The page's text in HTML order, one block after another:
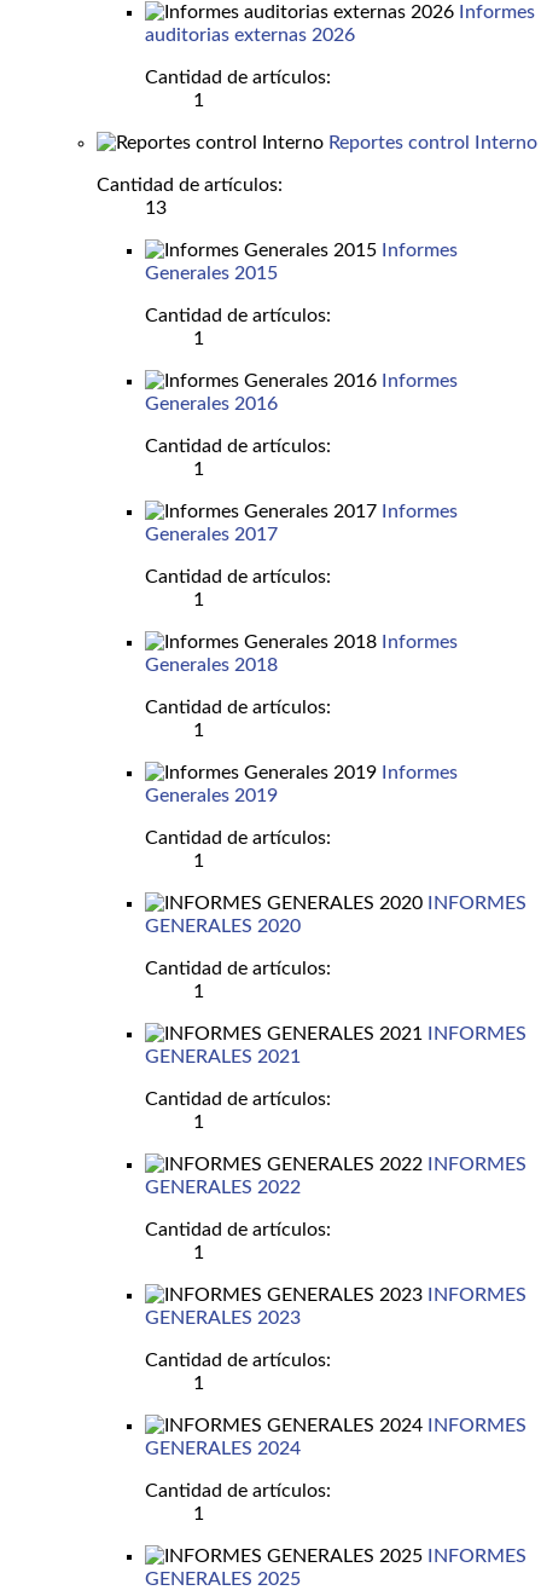
Informes
auditorias externas 2026
Cantidad de artículos:
1
Reportes control Interno
Cantidad de artículos:
13
Informes
Generales 2015
Cantidad de artículos:
1
Informes
Generales 2016
Cantidad de artículos:
1
Informes
Generales 2017
Cantidad de artículos:
1
Informes
Generales 2018
Cantidad de artículos:
1
Informes
Generales 2019
Cantidad de artículos:
1
INFORMES
GENERALES 2020
Cantidad de artículos:
1
INFORMES
GENERALES 2021
Cantidad de artículos:
1
INFORMES
GENERALES 2022
Cantidad de artículos:
1
INFORMES
GENERALES 2023
Cantidad de artículos:
1
INFORMES
GENERALES 2024
Cantidad de artículos:
1
INFORMES
GENERALES 2025